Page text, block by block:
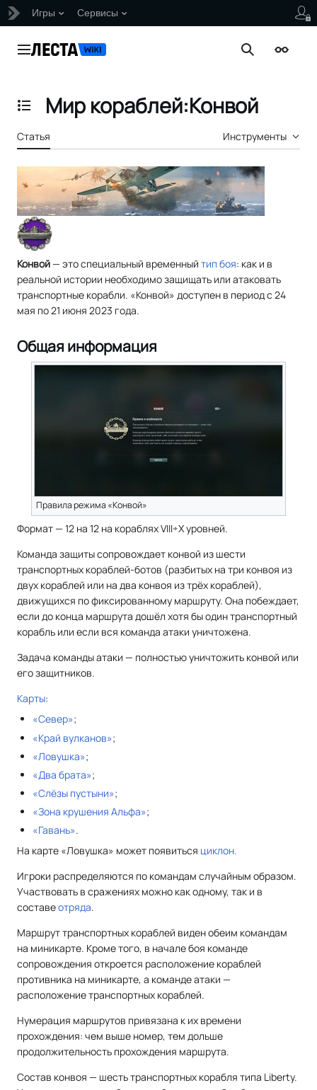
Игры Сервисы
Главное меню Поиск
Отобразить/Скрыть содержание
Мир кораблей:Конвой
Статья Инструменты
Конвой— это специальный временный тип боя: как и в
реальной истории необходимо защищать или атаковать
транспортные корабли. «Конвой» доступен в период с 24
мая по 21 июня 2023 года.
Общая информация
Правила режима «Конвой»
Формат — 12 на 12 на кораблях VIII÷X уровней.
Команда защиты сопровождает конвой из шести
транспортных кораблей-ботов (разбитых на три конвоя из
двух кораблей или на два конвоя из трёх кораблей),
движущихся по фиксированному маршруту. Она побеждает,
если до конца маршрута дошёл хотя бы один транспортный
корабль или если вся команда атаки уничтожена.
Задача команды атаки — полностью уничтожить конвой или
его защитников.
Карты:
«Север»;
«Край вулканов»;
«Ловушка»;
«Два брата»;
«Слёзы пустыни»;
«Зона крушения Альфа»;
«Гавань».
На карте «Ловушка» может появиться циклон.
Игроки распределяются по командам случайным образом.
Участвовать в сражениях можно как одному, так и в
составеотряда.
Маршрут транспортных кораблей виден обеим командам
на миникарте. Кроме того, в начале боя команде
сопровождения откроется расположение кораблей
противника на миникарте, а команде атаки —
расположение транспортных кораблей.
Нумерация маршрутов привязана к их времени
прохождения: чем выше номер, тем дольше
продолжительность прохождения маршрута.
Состав конвоя — шесть транспортных корабля типа Liberty.